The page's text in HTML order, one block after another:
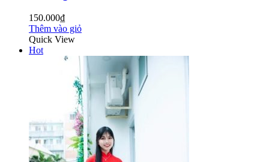
150.000₫
Thêm vào giỏ
Quick View
Hot